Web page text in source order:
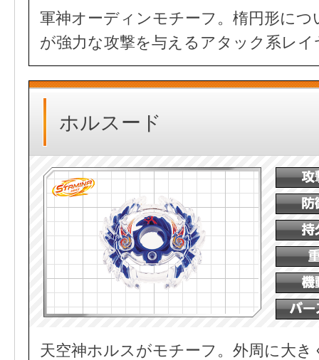
軍神オーディンモチーフ。楕円形に
が強力な攻撃を与えるアタック系レイ
ホルスード
天空神ホルスがモチーフ。外周に大